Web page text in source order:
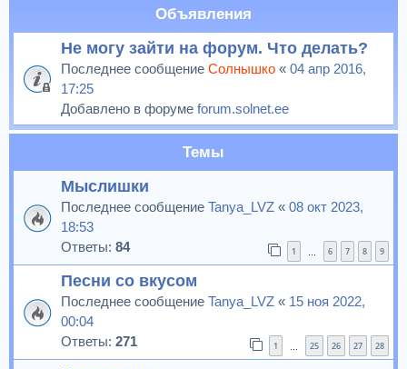
Объявления
Не могу зайти на форум. Что делать?
Последнее сообщение Солнышко « 04 апр 2016,
17:25
Добавлено в форуме forum.solnet.ee
Темы
Мыслишки
Последнее сообщение Tanya_LVZ « 08 окт 2023,
18:53
Ответы: 84 1 6 7 8 9
Песни со вкусом
Последнее сообщение Tanya_LVZ « 15 ноя 2022,
00:04
Ответы: 271 1 25 26 27 28